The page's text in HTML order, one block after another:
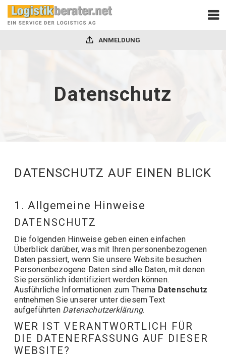
ANMELDUNG
Datenschutz
DATENSCHUTZ AUF EINEN BLICK
1. Allgemeine Hinweise
DATENSCHUTZ
Die folgenden Hinweise geben einen einfachen
Überblick darüber, was mit Ihren personenbezogenen
Daten passiert, wenn Sie unsere Website besuchen.
Personenbezogene Daten sind alle Daten, mit denen
Sie persönlich identifiziert werden können.
Ausführliche Informationen zum Thema Datenschutz
entnehmen Sie unserer unter diesem Text
aufgeführten Datenschutzerklärung.
WER IST VERANTWORTLICH FÜR
DIE DATENERFASSUNG AUF DIESER
WEBSITE?